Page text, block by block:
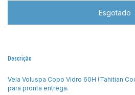
Descrição
Vela Voluspa Copo Vidro 60H (Tahitian
para pronta entrega.